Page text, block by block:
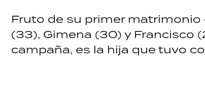
Fruto de su primer matrimonio
(33), Gimena (30) y Francisco
campaña, es la hija que tuvo